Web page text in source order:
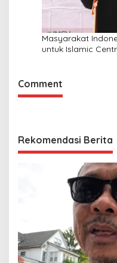
Masyarakat
untuk Islamic
Comment
Rekomendasi Berita